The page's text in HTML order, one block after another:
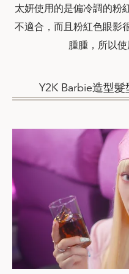
太妍使用的是偏冷調的粉
不適合，而且粉紅色眼影
腫腫，所以使
Y2K Barbie造型